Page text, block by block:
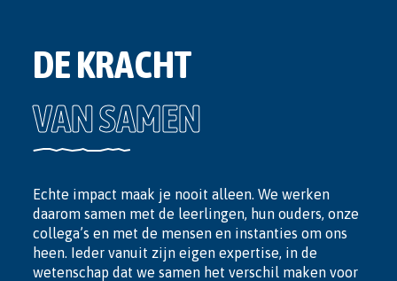
DE KRACHT
VAN SAMEN
Echte impact maak je nooit alleen. We werken
daarom samen met de leerlingen, hun ouders, onze
collega’s en met de mensen en instanties om ons
heen. Ieder vanuit zijn eigen expertise, in de
wetenschap dat we samen het verschil maken voor